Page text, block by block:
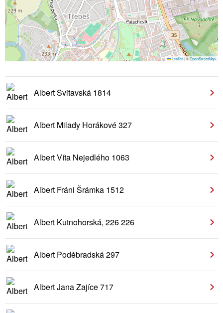
Leaflet|©OpenStreetMap
Albert Svitavská 1814
Albert Milady Horákové 327
Albert Víta Nejedlého 1063
Albert Fráni Šrámka 1512
Albert Kutnohorská, 226 226
Albert Poděbradská 297
Albert Jana Zajíce 717